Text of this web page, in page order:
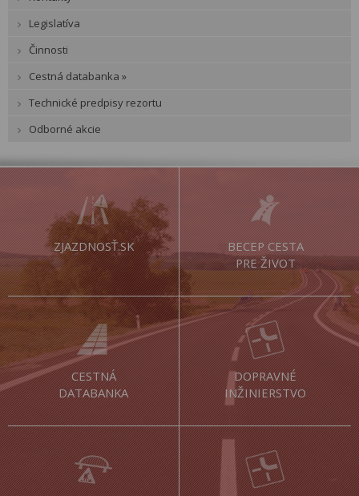
Legislatíva
Činnosti
Cestná databanka »
Technické predpisy rezortu
Odborné akcie
ZJAZDNOSŤ.SK
BECEP CESTA
PRE ŽIVOT
CESTNÁ
DATABANKA
DOPRAVNÉ
INŽINIERSTVO